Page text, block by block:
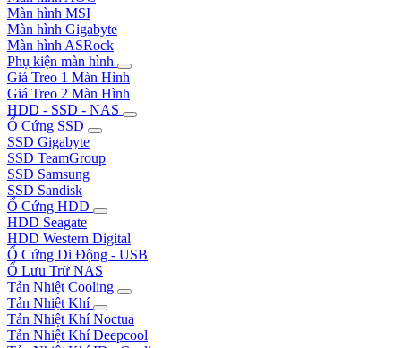
Màn hình MSI
Màn hình Gigabyte
Màn hình ASRock
Phụ kiện màn hình
Giá Treo 1 Màn Hình
Giá Treo 2 Màn Hình
HDD - SSD - NAS
Ổ Cứng SSD
SSD Gigabyte
SSD TeamGroup
SSD Samsung
SSD Sandisk
Ổ Cứng HDD
HDD Seagate
HDD Western Digital
Ổ Cứng Di Động - USB
Ổ Lưu Trữ NAS
Tản Nhiệt Cooling
Tản Nhiệt Khí
Tản Nhiệt Khí Noctua
Tản Nhiệt Khí Deepcool